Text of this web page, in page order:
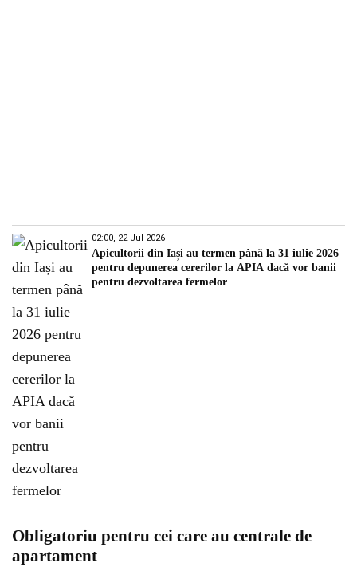
02:00, 22 Jul 2026
Apicultorii din Iași au termen până la 31 iulie 2026
pentru depunerea cererilor la APIA dacă vor banii
pentru dezvoltarea fermelor
Obligatoriu pentru cei care au centrale de
apartament